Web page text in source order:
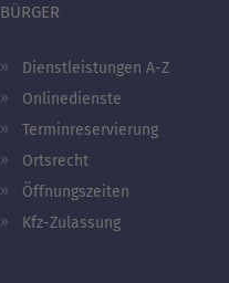
BÜRGER
Dienstleistungen A-Z
Onlinedienste
Terminreservierung
Ortsrecht
Öffnungszeiten
Kfz-Zulassung